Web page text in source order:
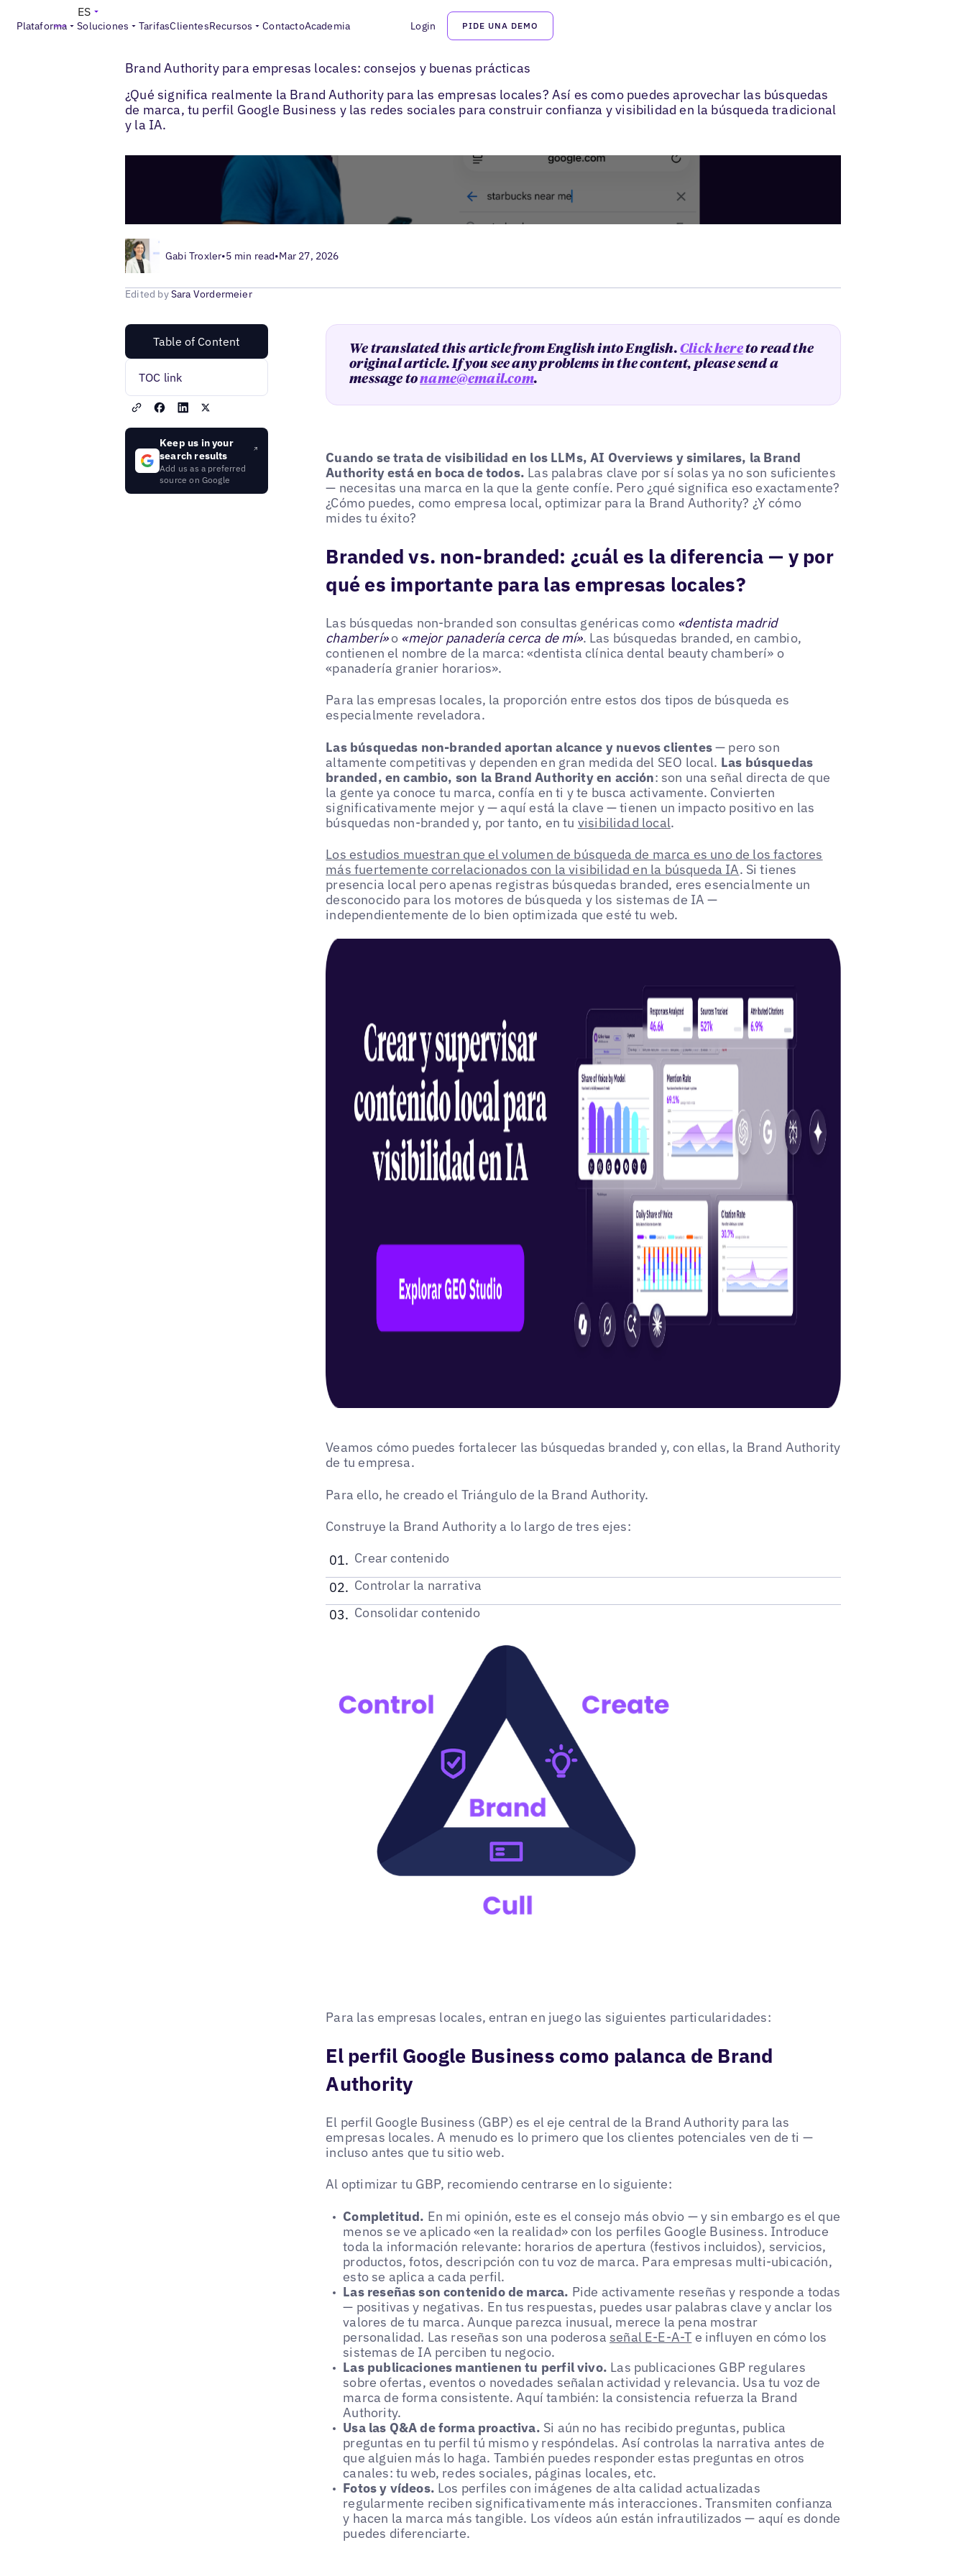
Plataforma Soluciones TarifasClientesRecursos ContactoAcademia Login PIDE UNA DEMO
ES
Blogs > SEO local>
Brand Authority para empresas locales: consejos y buenas prácticas
¿Qué significa realmente la Brand Authority para las empresas locales? Así es como puedes aprovechar las búsquedas
de marca, tu perfil Google Business y las redes sociales para construir confianza y visibilidad en la búsqueda tradicional
y la IA.
Gabi Troxler•5 min read•Mar 27, 2026
Edited bySara Vordermeier
Table of Content
TOC link
Keep us in your
search results
Add us as a preferred
source on Google
We translated this article from English into English. Click hereto read the
original article. If you see any problems in the content, please send a
message toname@email.com.
Cuando se trata de visibilidad en los LLMs, AI Overviews y similares, la Brand
Authority está en boca de todos. Las palabras clave por sí solas ya no son suficientes
— necesitas una marca en la que la gente confíe. Pero ¿qué significa eso exactamente?
¿Cómo puedes, como empresa local, optimizar para la Brand Authority? ¿Y cómo
mides tu éxito?
Branded vs. non-branded: ¿cuál es la diferencia — y por
qué es importante para las empresas locales?
Las búsquedas non-branded son consultas genéricas como «dentista madrid
chamberí»o «mejor panadería cerca de mí». Las búsquedas branded, en cambio,
contienen el nombre de la marca: «dentista clínica dental beauty chamberí» o
«panadería granier horarios».
Para las empresas locales, la proporción entre estos dos tipos de búsqueda es
especialmente reveladora.
Las búsquedas non-branded aportan alcance y nuevos clientes— pero son
altamente competitivas y dependen en gran medida del SEO local. Las búsquedas
branded, en cambio, son la Brand Authority en acción: son una señal directa de que
la gente ya conoce tu marca, confía en ti y te busca activamente. Convierten
significativamente mejor y — aquí está la clave — tienen un impacto positivo en las
búsquedas non-branded y, por tanto, en tu visibilidad local.
Los estudios muestran que el volumen de búsqueda de marca es uno de los factores
más fuertemente correlacionados con la visibilidad en la búsqueda IA. Si tienes
presencia local pero apenas registras búsquedas branded, eres esencialmente un
desconocido para los motores de búsqueda y los sistemas de IA —
independientemente de lo bien optimizada que esté tu web.
Veamos cómo puedes fortalecer las búsquedas branded y, con ellas, la Brand Authority
de tu empresa.
Para ello, he creado el Triángulo de la Brand Authority.
Construye la Brand Authority a lo largo de tres ejes:
Crear contenido
Controlar la narrativa
Consolidar contenido
Para las empresas locales, entran en juego las siguientes particularidades:
El perfil Google Business como palanca de Brand
Authority
El perfil Google Business (GBP) es el eje central de la Brand Authority para las
empresas locales. A menudo es lo primero que los clientes potenciales ven de ti —
incluso antes que tu sitio web.
Al optimizar tu GBP, recomiendo centrarse en lo siguiente:
Completitud. En mi opinión, este es el consejo más obvio — y sin embargo es el que
menos se ve aplicado «en la realidad» con los perfiles Google Business. Introduce
toda la información relevante: horarios de apertura (festivos incluidos), servicios,
productos, fotos, descripción con tu voz de marca. Para empresas multi-ubicación,
esto se aplica a cada perfil.
Las reseñas son contenido de marca. Pide activamente reseñas y responde a todas
— positivas y negativas. En tus respuestas, puedes usar palabras clave y anclar los
valores de tu marca. Aunque parezca inusual, merece la pena mostrar
personalidad. Las reseñas son una poderosa señal E-E-A-T e influyen en cómo los
sistemas de IA perciben tu negocio.
Las publicaciones mantienen tu perfil vivo. Las publicaciones GBP regulares
sobre ofertas, eventos o novedades señalan actividad y relevancia. Usa tu voz de
marca de forma consistente. Aquí también: la consistencia refuerza la Brand
Authority.
Usa las Q&A de forma proactiva. Si aún no has recibido preguntas, publica
preguntas en tu perfil tú mismo y respóndelas. Así controlas la narrativa antes de
que alguien más lo haga. También puedes responder estas preguntas en otros
canales: tu web, redes sociales, páginas locales, etc.
Fotos y vídeos. Los perfiles con imágenes de alta calidad actualizadas
regularmente reciben significativamente más interacciones. Transmiten confianza
y hacen la marca más tangible. Los vídeos aún están infrautilizados — aquí es donde
puedes diferenciarte.